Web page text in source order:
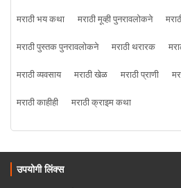
मराठी भय कथा
मराठी मूव्ही पुनरावलोकने
मराठी पुस्तक पुनरावलोकने
मराठी थरारक
मराठी व्यवसाय
मराठी खेळ मराठी प्राणी
मराठी काहीही
मराठी क्राइम कथा
उपयोगी लिंक्स